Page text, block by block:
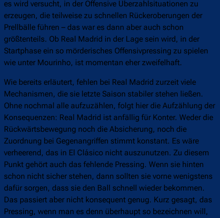
es wird versucht, in der Offensive Überzahlsituationen zu
erzeugen, die teilweise zu schnellen Rückeroberungen der
Prellbälle führen – das war es dann aber auch schon
größtenteils. Ob Real Madrid in der Lage sein wird, in der
Startphase ein so mörderisches Offensivpressing zu spielen
wie unter Mourinho, ist momentan eher zweifelhaft.
Wie bereits erläutert, fehlen bei Real Madrid zurzeit viele
Mechanismen, die sie letzte Saison stabiler stehen ließen.
Ohne nochmal alle aufzuzählen, folgt hier die Aufzählung der
Konsequenzen: Real Madrid ist anfällig für Konter. Weder die
Rückwärtsbewegung noch die Absicherung, noch die
Zuordnung bei Gegenangriffen stimmt konstant. Es wäre
verheerend, das in El Clásico nicht auszunutzen. Zu diesem
Punkt gehört auch das fehlende Pressing. Wenn sie hinten
schon nicht sicher stehen, dann sollten sie vorne wenigstens
dafür sorgen, dass sie den Ball schnell wieder bekommen.
Das passiert aber nicht konsequent genug. Kurz gesagt, das
Pressing, wenn man es denn überhaupt so bezeichnen will,